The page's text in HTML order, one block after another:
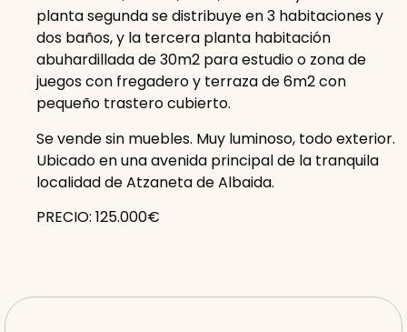
planta segunda se distribuye en 3 habitaciones y
dos baños, y la tercera planta habitación
abuhardillada de 30m2 para estudio o zona de
juegos con fregadero y terraza de 6m2 con
pequeño trastero cubierto.
Se vende sin muebles. Muy luminoso, todo exterior.
Ubicado en una avenida principal de la tranquila
localidad de Atzaneta de Albaida.
PRECIO: 125.000€